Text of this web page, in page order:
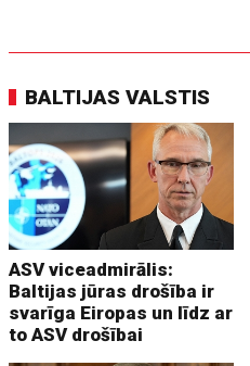
BALTIJAS VALSTIS
ASV viceadmirālis:
Baltijas jūras drošība ir
svarīga Eiropas un līdz ar
to ASV drošībai